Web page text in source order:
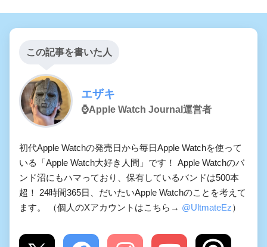
この記事を書いた人
エザキ
⌚️Apple Watch Journal運営者
初代Apple Watchの発売日から毎日Apple Watchを使って
いる「Apple Watch大好き人間」です！ Apple Watchのバ
ンド沼にもハマっており、保有しているバンドは500本
超！ 24時間365日、だいたいApple Watchのことを考えて
ます。 （個人のXアカウントはこちら→ @UltmateEz）